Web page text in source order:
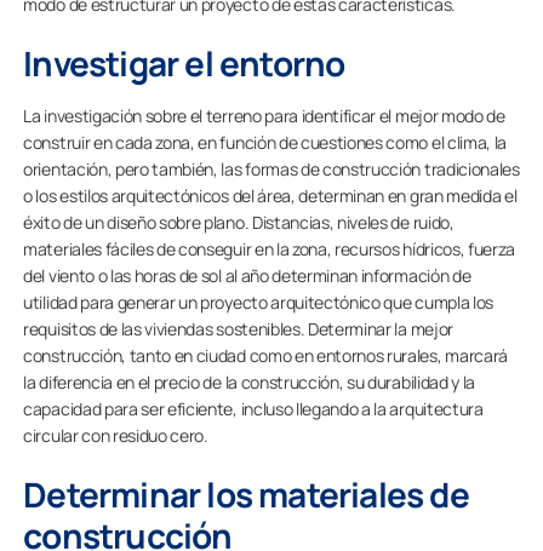
Investigar el entorno
La investigación sobre el terreno para identificar el mejor modo de
construir en cada zona, en función de cuestiones como el clima, la
orientación, pero también, las formas de construcción tradicionales
o los estilos arquitectónicos del área, determinan en gran medida el
éxito de un diseño sobre plano. Distancias, niveles de ruido,
materiales fáciles de conseguir en la zona, recursos hídricos, fuerza
del viento o las horas de sol al año determinan información de
utilidad para generar un proyecto arquitectónico que cumpla los
requisitos de las viviendas sostenibles. Determinar la mejor
construcción, tanto en ciudad como en entornos rurales, marcará
la diferencia en el precio de la construcción, su durabilidad y la
capacidad para ser eficiente, incluso llegando a la arquitectura
circular con residuo cero.
Determinar los materiales de
construcción